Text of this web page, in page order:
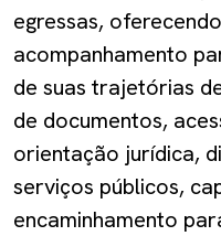
egressas,
acompanhamento
de suas trajetórias
de documentos,
orientação jurídica,
serviços públicos,
encaminhamento